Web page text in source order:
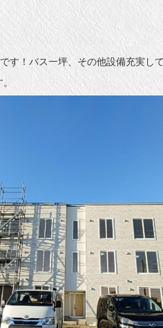
！バス一坪、その他設備充実して